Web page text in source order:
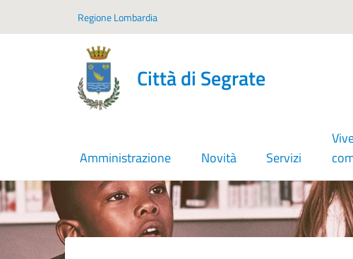
Regione Lombardia
Città di Segrate
Amministrazione Novità Servizi